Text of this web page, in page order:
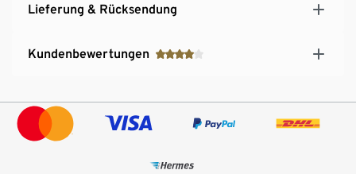
Lieferung & Rücksendung
Kundenbewertungen